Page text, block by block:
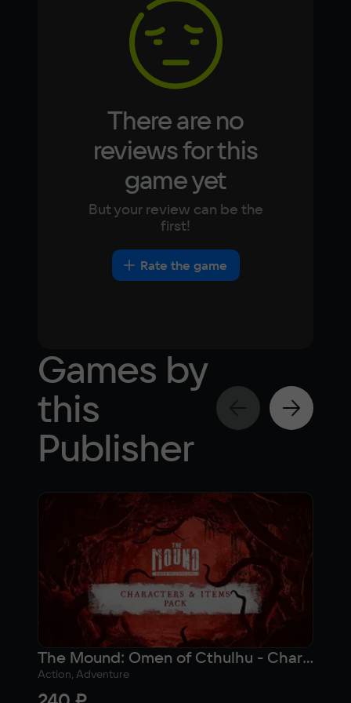
Video card
NVIDIA GeForce GTX 650
DirectX(R): 11, Звуковая карта: совместимая
Japanese
There are no
reviews for this
game yet
But your review can be the
first!
Rate the game
Games by
this
Publisher
The Mound: Omen of Cthulhu - Characters & Items Pack
Action, Adventure